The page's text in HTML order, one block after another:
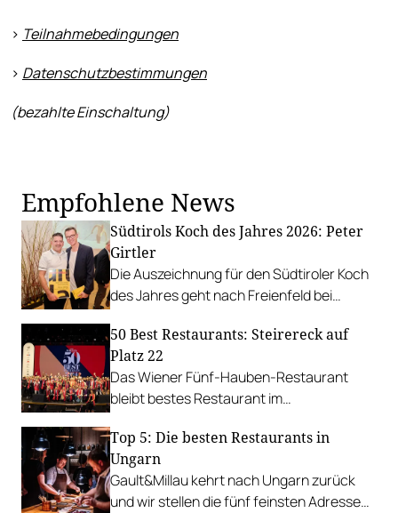
> Teilnahmebedingungen
> Datenschutzbestimmungen
(bezahlte Einschaltung)
Empfohlene News
Südtirols Koch des Jahres 2026: Peter
Girtler
Die Auszeichnung für den Südtiroler Koch
des Jahres geht nach Freienfeld bei
Gourmetstube Einhorn.
50 Best Restaurants: Steirereck auf
Platz 22
Das Wiener Fünf-Hauben-Restaurant
bleibt bestes Restaurant im
Barcelona ist bestes Restaurant der Welt.
Top 5: Die besten Restaurants in
Ungarn
Gault&Millau kehrt nach Ungarn zurück
und wir stellen die fünf feinsten Adressen